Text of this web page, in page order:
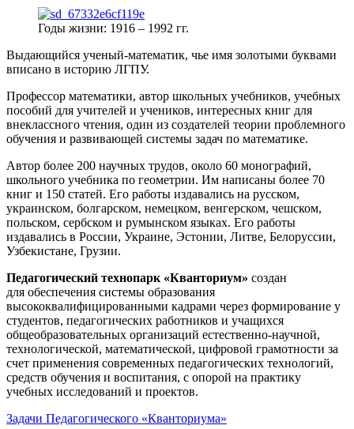
Годы жизни: 1916 – 1992 гг.
Выдающийся ученый-математик, чье имя золотыми буквами
вписано в историю ЛГПУ.
Профессор математики, автор школьных учебников, учебных
пособий для учителей и учеников, интересных книг для
внеклассного чтения, один из создателей теории проблемного
обучения и развивающей системы задач по математике.
Автор более 200 научных трудов, около 60 монографий,
школьного учебника по геометрии. Им написаны более 70
книг и 150 статей. Его работы издавались на русском,
украинском, болгарском, немецком, венгерском, чешском,
польском, сербском и румынском языках. Его работы
издавались в России, Украине, Эстонии, Литве, Белоруссии,
Узбекистане, Грузии.
Педагогический технопарк «Кванториум» создан
для обеспечения системы образования
высококвалифицированными кадрами через формирование у
студентов, педагогических работников и учащихся
общеобразовательных организаций естественно-научной,
технологической, математической, цифровой грамотности за
счет применения современных педагогических технологий,
средств обучения и воспитания, с опорой на практику
учебных исследований и проектов.
Задачи Педагогического «Кванториума»